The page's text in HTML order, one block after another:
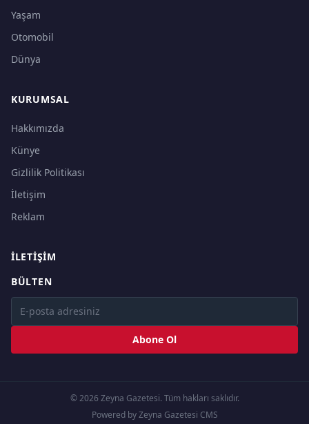
Yaşam
Otomobil
Dünya
KURUMSAL
Hakkımızda
Künye
Gizlilik Politikası
İletişim
Reklam
İLETIŞIM
BÜLTEN
Abone Ol
© 2026 Zeyna Gazetesi. Tüm hakları saklıdır.
Powered by Zeyna Gazetesi CMS